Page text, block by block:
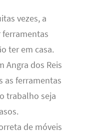
vezes, a
ter em casa.
Angra dos Reis
as ferramentas
trabalho seja
de móveis